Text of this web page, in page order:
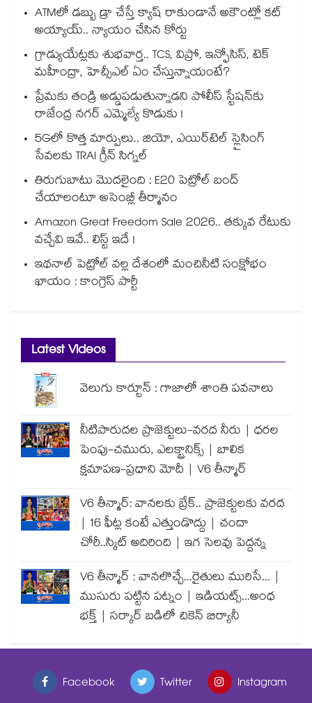
ATMలో డబ్బు డ్రా చేస్తే క్యాష్ రాకుండానే అకౌంట్లో కట్
అయ్యాయ్.. న్యాయం చేసిన కోర్టు
గ్రాడ్యుయేట్లకు శుభవార్త.. TCS, విప్రో, ఇన్ఫోసిస్, టెక్
మహీంద్రా, హెచ్సీఎల్ ఏం చేస్తున్నాయంటే?
ప్రేమకు తండ్రి అడ్డుపడుతున్నాడని పోలీస్ స్టేషన్⁪కు
రాజేంద్ర నగర్ ఎమ్మెల్యే కొడుకు !
5Gలో కొత్త మార్పులు.. జియో, ఎయిర్‌టెల్ స్లైసింగ్
సేవలకు TRAI గ్రీన్ సిగ్నల్
తిరుగుబాటు మొదలైంది : E20 పెట్రోల్ బంద్
చేయాలంటూ అసెంబ్లీ తీర్మానం
Amazon Great Freedom Sale 2026.. తక్కువ రేటుకు
వచ్చేవి ఇవే.. లిస్ట్ ఇదే !
ఇథనాల్ పెట్రోల్ వల్ల దేశంలో మంచినీటి సంక్షోభం
ఖాయం : కాంగ్రెస్ పార్టీ
Latest Videos
వెలుగు కార్టూన్ : గాజాలో శాంతి పవనాలు
నీటిపారుదల ప్రాజెక్టులు-వరద నీరు | ధరల
పెంపు-చమురు, ఎలక్ట్రానిక్స్ | బాలిక
క్షమాపణ-ప్రధాని మోదీ | V6 తీన్మార్
V6 తీన్మార్: వానలకు బ్రేక్.. ప్రాజెక్టులకు వరద
| 16 ఫీట్ల కంటే ఎత్తుండొద్దు | చందా
చోరీ..స్కిట్ అదిరింది | ఇగ సెలవు పెద్దన్న
V6 తీన్మార్ : వానలొచ్చే...రైతులు మురిసే... |
ముసురు పట్టిన పట్నం | ఇడియట్స్...అంధ
భక్త్ | సర్కార్ బడిలో చికెన్ బిర్యానీ
Facebook Twitter Instagram